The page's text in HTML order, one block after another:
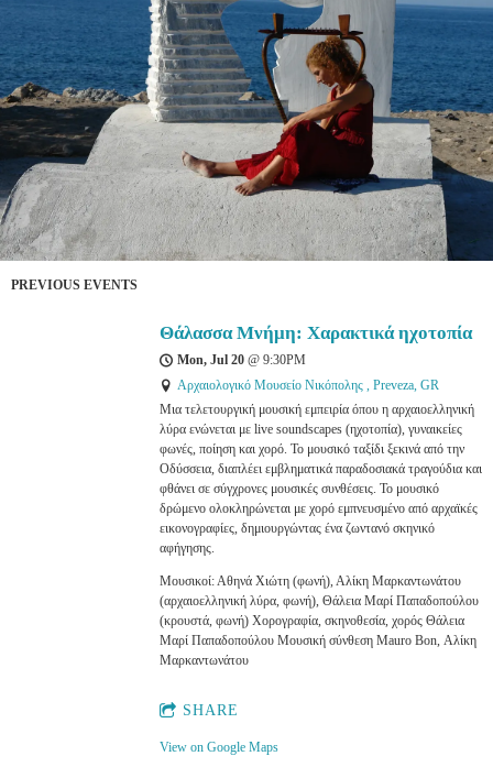
PREVIOUS EVENTS
Θάλασσα Μνήμη: Χαρακτικά ηχοτοπία
Mon, Jul 20@ 9:30PM
Αρχαιολογικό Μουσείο Νικόπολης , Preveza, GR
Μια τελετουργική μουσική εμπειρία όπου η αρχαιοελληνική
λύρα ενώνεται με live soundscapes (ηχοτοπία), γυναικείες
φωνές, ποίηση και χορό. Το μουσικό ταξίδι ξεκινά από την
Οδύσσεια, διαπλέει εμβληματικά παραδοσιακά τραγούδια και
φθάνει σε σύγχρονες μουσικές συνθέσεις. Το μουσικό
δρώμενο ολοκληρώνεται με χορό εμπνευσμένο από αρχαϊκές
εικονογραφίες, δημιουργώντας ένα ζωντανό σκηνικό
αφήγησης.
Μουσικοί: Αθηνά Χιώτη (φωνή), Αλίκη Μαρκαντωνάτου
(αρχαιοελληνική λύρα, φωνή), Θάλεια Μαρί Παπαδοπούλου
(κρουστά, φωνή) Χορογραφία, σκηνοθεσία, χορός Θάλεια
Μαρί Παπαδοπούλου Μουσική σύνθεση Mauro Bon, Αλίκη
Μαρκαντωνάτου
SHARE
View on Google Maps